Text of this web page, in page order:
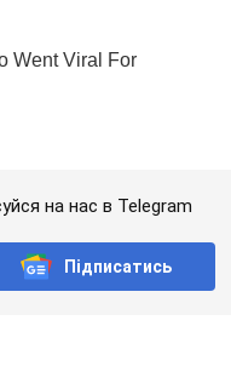
на нас в Telegram
Підписатись